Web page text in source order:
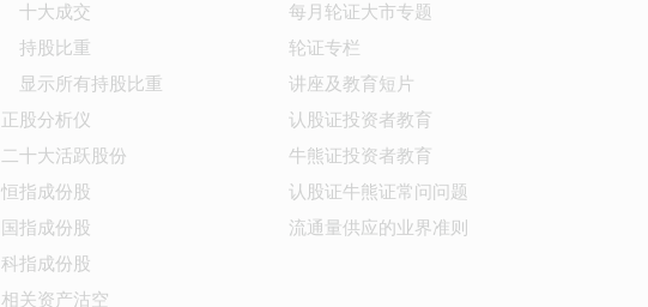
十大成交
持股比重
显示所有持股比重
正股分析仪
二十大活跃股份
恒指成份股
国指成份股
科指成份股
相关资产沽空
每月轮证大市专题
轮证专栏
讲座及教育短片
认股证投资者教育
牛熊证投资者教育
认股证牛熊证常问问题
流通量供应的业界准则